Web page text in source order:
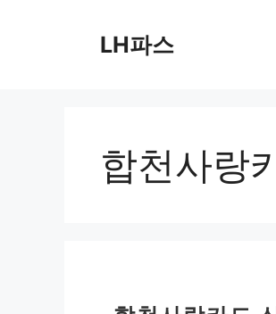
LH파스
합천사랑